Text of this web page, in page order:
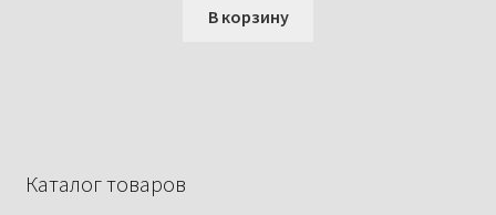
В корзину
Каталог товаров